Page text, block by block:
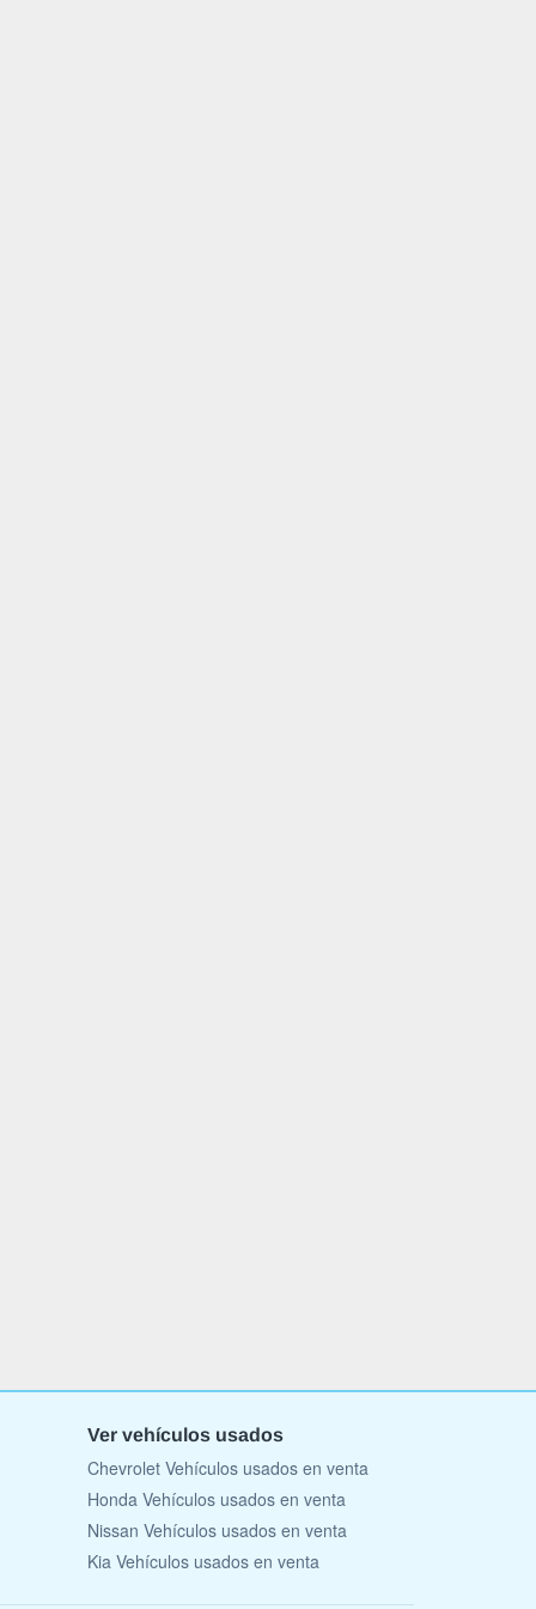
Ver vehículos usados
Chevrolet Vehículos usados en venta
Honda Vehículos usados en venta
Nissan Vehículos usados en venta
Kia Vehículos usados en venta